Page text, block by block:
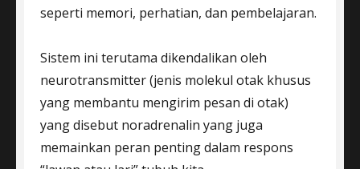
seperti memori, perhatian, dan pembelajaran.
Sistem ini terutama dikendalikan oleh
neurotransmitter (jenis molekul otak khusus
yang membantu mengirim pesan di otak)
yang disebut noradrenalin yang juga
memainkan peran penting dalam respons